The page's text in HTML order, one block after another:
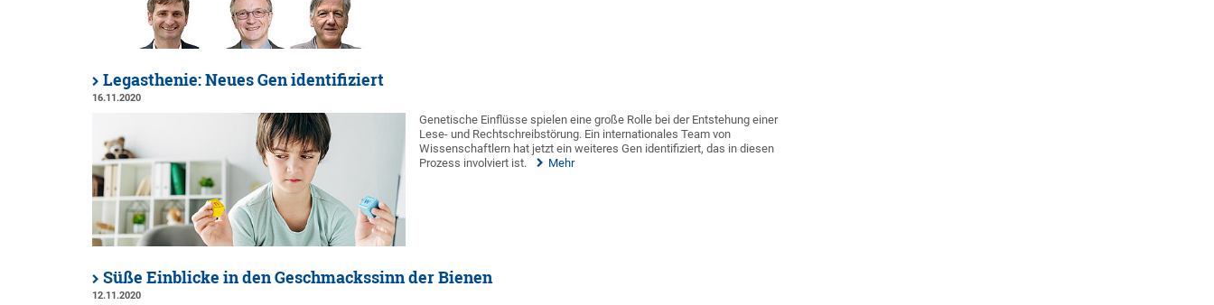
Legasthenie: Neues Gen identifiziert
16.11.2020
Genetische Einflüsse spielen eine große Rolle bei der Entstehung einer
Lese- und Rechtschreibstörung. Ein internationales Team von
Wissenschaftlern hat jetzt ein weiteres Gen identifiziert, das in diesen
Prozess involviert ist.
Mehr
Süße Einblicke in den Geschmackssinn der Bienen
12.11.2020